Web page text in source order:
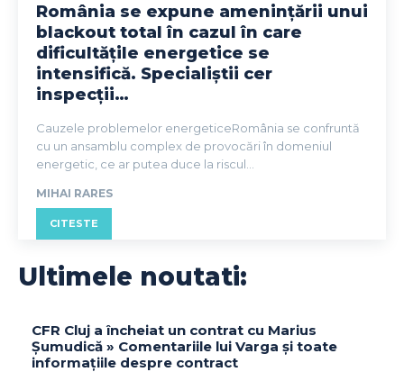
România se expune amenințării unui
blackout total în cazul în care
dificultățile energetice se
intensifică. Specialiștii cer
inspecții…
Cauzele problemelor energeticeRomânia se confruntă
cu un ansamblu complex de provocări în domeniul
energetic, ce ar putea duce la riscul...
MIHAI RARES
CITESTE
Ultimele noutati:
CFR Cluj a încheiat un contrat cu Marius
Șumudică » Comentariile lui Varga și toate
informațiile despre contract